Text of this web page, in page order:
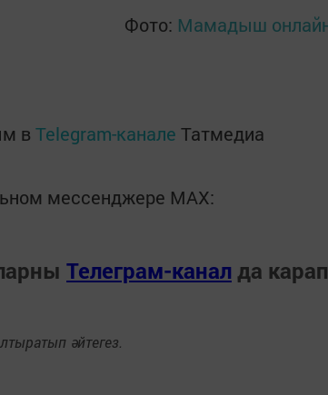
Фото: Мамадыш
в Telegram-канале Татмедиа
мессенджере MАХ:
Телеграм-канал да карап
әйтегез.